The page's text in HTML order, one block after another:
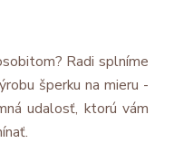
Radi splníme
šperku na mieru -
udalosť, ktorú vám